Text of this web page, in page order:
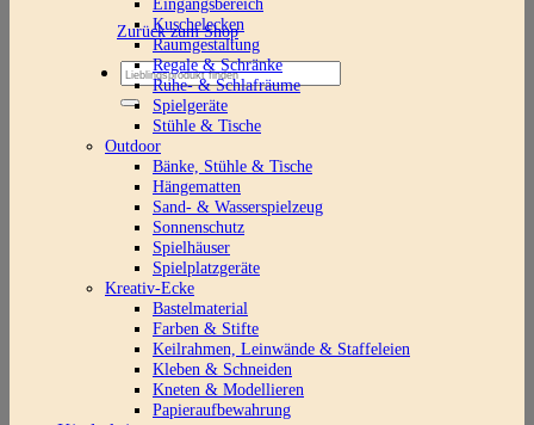
Zurück zum Shop
Suchen
nach:
Kuschelecken
Raumgestaltung
Regale & Schränke
Ruhe- & Schlafräume
Spielgeräte
Stühle & Tische
Outdoor
Bänke, Stühle & Tische
Hängematten
Sand- & Wasserspielzeug
Sonnenschutz
Spielhäuser
Spielplatzgeräte
Kreativ-Ecke
Bastelmaterial
Farben & Stifte
Keilrahmen, Leinwände & Staffeleien
Kleben & Schneiden
Kneten & Modellieren
Papieraufbewahrung